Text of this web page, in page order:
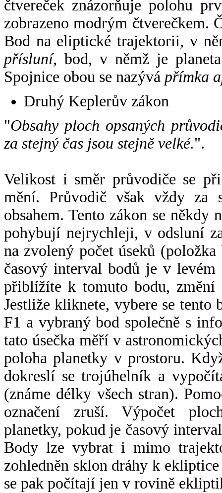
čtvereček znázorňuje polohu
zobrazeno modrým čtverečkem.
Bod na eliptické trajektorii, v
přísluní, bod, v němž je
Spojnice obou se nazývá přímka
Druhý Keplerův zákon
"Obsahy ploch opsaných
za stejný čas jsou stejně velké.".
Velikost i směr průvodiče se
mění. Průvodič však vždy za
obsahem. Tento zákon se někdy
pohybují nejrychleji, v odsluní
na zvolený počet úseků
časový interval bodů je v
přiblížíte k tomuto bodu,
Jestliže kliknete, vybere se tento
F1 a vybraný bod společně s
tato úsečka měří v
poloha planetky v prostoru.
dokreslí se trojúhelník a
(známe délky všech stran).
označení zruší. Výpočet
planetky, pokud je časový
Body lze vybrat i mimo
zohledněn sklon dráhy k
se pak počítají jen v rovině